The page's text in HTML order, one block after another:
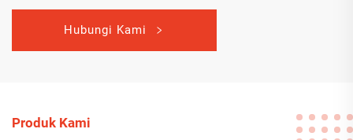
Hubungi Kami
Produk Kami